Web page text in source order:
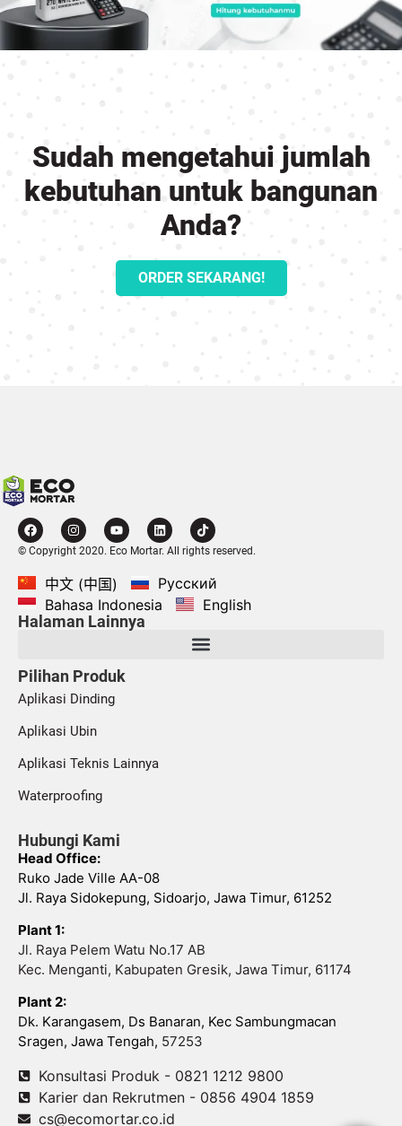
Sudah mengetahui jumlah
kebutuhan untuk bangunan
Anda?
ORDER SEKARANG!
© Copyright 2020. Eco Mortar. All rights reserved.
中文 (中国)
Русский
Bahasa Indonesia
English
Halaman Lainnya
Pilihan Produk
Aplikasi Dinding
Aplikasi Ubin
Aplikasi Teknis Lainnya
Waterproofing
Hubungi Kami
Head Office:
Ruko Jade Ville AA-08
Jl. Raya Sidokepung, Sidoarjo, Jawa Timur, 61252
Plant 1:
Jl. Raya Pelem Watu No.17 AB
Kec. Menganti, Kabupaten Gresik, Jawa Timur, 61174
Plant 2:
Dk. Karangasem, Ds Banaran, Kec Sambungmacan
Sragen, Jawa Tengah, 57253
Konsultasi Produk - 0821 1212 9800
Karier dan Rekrutmen - 0856 4904 1859
cs@ecomortar.co.id